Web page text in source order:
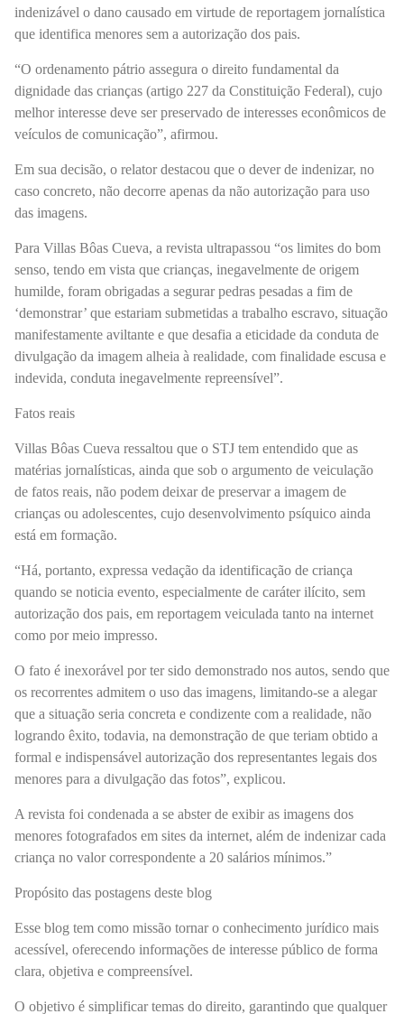
indenizável o dano causado em virtude de reportagem jornalística
que identifica menores sem a autorização dos pais.
“O ordenamento pátrio assegura o direito fundamental da
dignidade das crianças (artigo 227 da Constituição Federal), cujo
melhor interesse deve ser preservado de interesses econômicos de
veículos de comunicação”, afirmou.
Em sua decisão, o relator destacou que o dever de indenizar, no
caso concreto, não decorre apenas da não autorização para uso
das imagens.
Para Villas Bôas Cueva, a revista ultrapassou “os limites do bom
senso, tendo em vista que crianças, inegavelmente de origem
humilde, foram obrigadas a segurar pedras pesadas a fim de
‘demonstrar’ que estariam submetidas a trabalho escravo, situação
manifestamente aviltante e que desafia a eticidade da conduta de
divulgação da imagem alheia à realidade, com finalidade escusa e
indevida, conduta inegavelmente repreensível”.
Fatos reais
Villas Bôas Cueva ressaltou que o STJ tem entendido que as
matérias jornalísticas, ainda que sob o argumento de veiculação
de fatos reais, não podem deixar de preservar a imagem de
crianças ou adolescentes, cujo desenvolvimento psíquico ainda
está em formação.
“Há, portanto, expressa vedação da identificação de criança
quando se noticia evento, especialmente de caráter ilícito, sem
autorização dos pais, em reportagem veiculada tanto na internet
como por meio impresso.
O fato é inexorável por ter sido demonstrado nos autos, sendo que
os recorrentes admitem o uso das imagens, limitando-se a alegar
que a situação seria concreta e condizente com a realidade, não
logrando êxito, todavia, na demonstração de que teriam obtido a
formal e indispensável autorização dos representantes legais dos
menores para a divulgação das fotos”, explicou.
A revista foi condenada a se abster de exibir as imagens dos
menores fotografados em sites da internet, além de indenizar cada
criança no valor correspondente a 20 salários mínimos.”
Propósito das postagens deste blog
Esse blog tem como missão tornar o conhecimento jurídico mais
acessível, oferecendo informações de interesse público de forma
clara, objetiva e compreensível.
O objetivo é simplificar temas do direito, garantindo que qualquer